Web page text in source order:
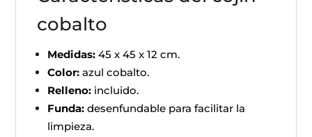
cobalto
Medidas: 45 x 45 x 12 cm.
Color: azul cobalto.
Relleno: incluido.
Funda: desenfundable para facilitar la
limpieza.